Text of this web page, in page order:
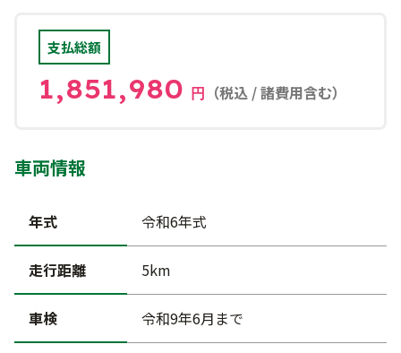
支払総額
1,851,980 円 （税込 / 諸費用含む）
車両情報
年式 令和6年式
走行距離 5km
車検 令和9年6月まで